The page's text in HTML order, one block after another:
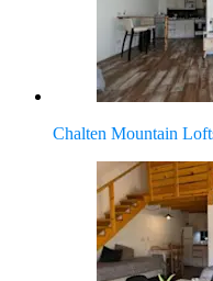
Chalten Mountain